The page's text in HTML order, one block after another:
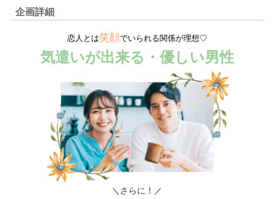
企画詳細
恋人とは笑顔でいられる関係が理想♡
気遣いが出来る・優しい男性
＼ さらに！ ／